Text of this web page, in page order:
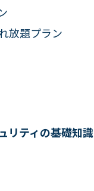
放題プラン
リティの基礎知識